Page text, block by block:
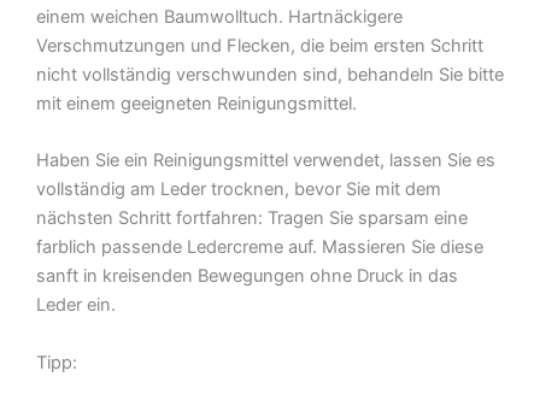
einem weichen Baumwolltuch. Hartnäckigere
Verschmutzungen und Flecken, die beim ersten Schritt
nicht vollständig verschwunden sind, behandeln Sie bitte
mit einem geeigneten Reinigungsmittel.
Haben Sie ein Reinigungsmittel verwendet, lassen Sie es
vollständig am Leder trocknen, bevor Sie mit dem
nächsten Schritt fortfahren: Tragen Sie sparsam eine
farblich passende Ledercreme auf. Massieren Sie diese
sanft in kreisenden Bewegungen ohne Druck in das
Leder ein.
Tipp: